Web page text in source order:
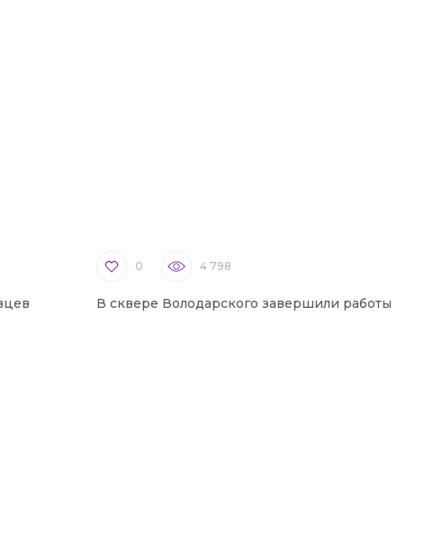
0 4 798
В сквере Володарского завершили работы